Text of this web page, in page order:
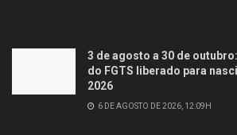
3 de agosto a 30 de
do FGTS liberado para
2026
6 DE AGOSTO DE 2026, 12:09H